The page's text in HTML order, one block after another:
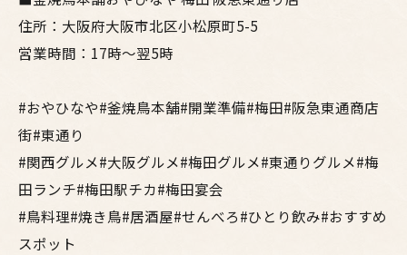
住所：大阪府大阪市北区小松原町5-5
営業時間：17時～翌5時
#おやひなや#釜焼鳥本舗#開業準備#梅田#阪急東通商店
街#東通り
#関西グルメ#大阪グルメ#梅田グルメ#東通りグルメ#梅
田ランチ#梅田駅チカ#梅田宴会
#鳥料理#焼き鳥#居酒屋#せんべろ#ひとり飲み#おすすめ
スポット